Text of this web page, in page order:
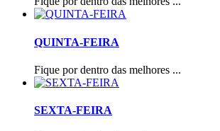
QUINTA-FEIRA
Fique por dentro das melhores ...
SEXTA-FEIRA